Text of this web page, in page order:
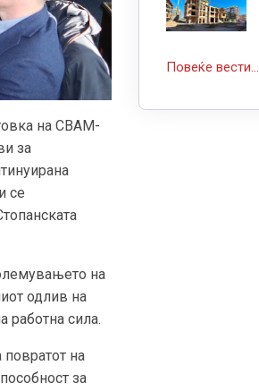
на CBAM-
за
се
на
одлив на
работна сила.
на
за
Повеќе вести...